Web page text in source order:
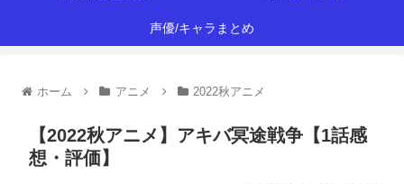
声優/キャラまとめ
ホーム アニメ 2022秋アニメ
【2022秋アニメ】アキバ冥途戦争【1話感
想・評価】